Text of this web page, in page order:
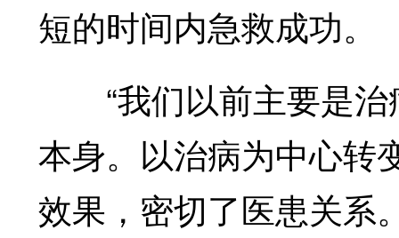
短的时间内急救成功。
“我们以前主要是治
本身。以治病为中心转
效果，密切了医患关系